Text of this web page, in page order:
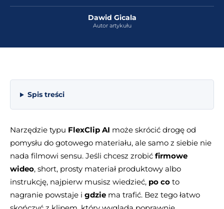
Dawid Gicala
Autor artykułu
Spis treści
Narzędzie typu FlexClip AI może skrócić drogę od
pomysłu do gotowego materiału, ale samo z siebie nie
nada filmowi sensu. Jeśli chcesz zrobić firmowe
wideo, short, prosty materiał produktowy albo
instrukcję, najpierw musisz wiedzieć, po co to
nagranie powstaje i gdzie ma trafić. Bez tego łatwo